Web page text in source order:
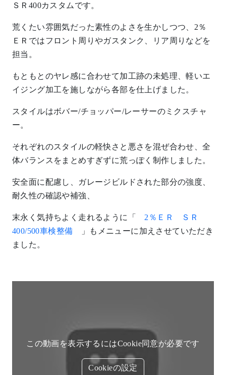
ＳＲ400カスタムです。
荒くたい雰囲気だった素性のよさを生かしつつ、2％
ＥＲではフロント周りやガスタンク、リア周りなどを
担当。
もともとのヤレ感に合わせて加工跡の未処理、軽いエ
イジング加工を施しながら各部を仕上げました。
スタイルはボバー/チョッパー/レーサーのミクスチャ
ー。
それぞれのスタイルの軽快さと悪さを混ぜ合わせ、全
体バランスをまとめすぎずに荒っぽく制作しました。
安全面に配慮し、ガレージビルドされた部分の強度、
耐久性の確認や補強、
末永く気持ちよく走れるように「 2％ＥＲ ＳＲ
400/500車検整備 」もメニューに加えさせていただき
ました。
この動画を表示するにはCookie同意が必要です
Cookieの設定